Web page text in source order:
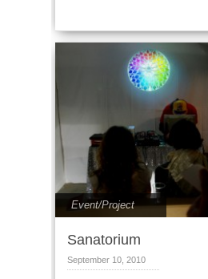
Event/Project
Sanatorium
September 10, 2010